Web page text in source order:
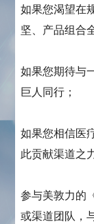
如果您渴望在
坚、产品组合
如果您期待与
巨人同行；
如果您相信医
此贡献渠道之
参与美敦力的
或渠道团队，